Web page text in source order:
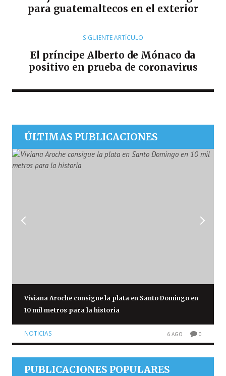
para guatemaltecos en el exterior
SIGUIENTE ARTÍCULO
El príncipe Alberto de Mónaco da
positivo en prueba de coronavirus
ÚLTIMAS PUBLICACIONES
Viviana Aroche consigue la plata en Santo Domingo en
10 mil metros para la historia
NOTICIAS 6 AGO 0
PUBLICACIONES POPULARES